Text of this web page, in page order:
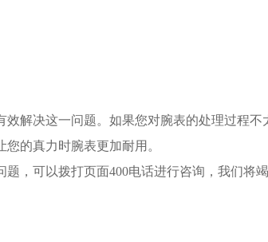
解决这一问题。如果您对腕表的处理过程不
的真力时腕表更加耐用。
，可以拨打页面400电话进行咨询，我们将